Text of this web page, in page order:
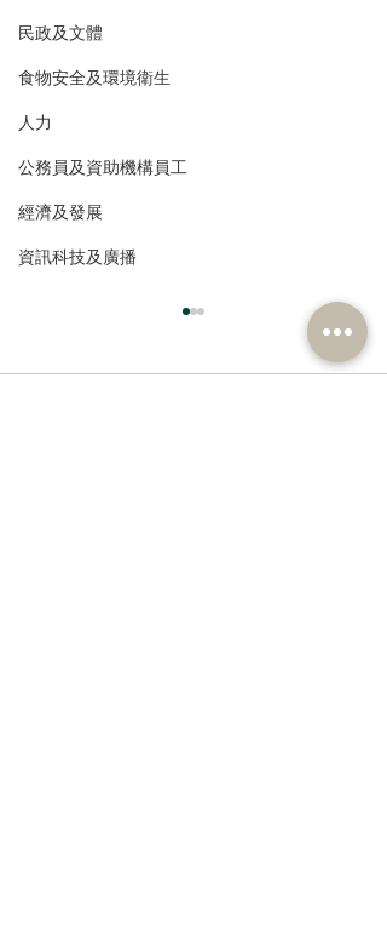
民政及文體
食物安全及環境衛生
人力
公務員及資助機構員工
經濟及發展
資訊科技及廣播